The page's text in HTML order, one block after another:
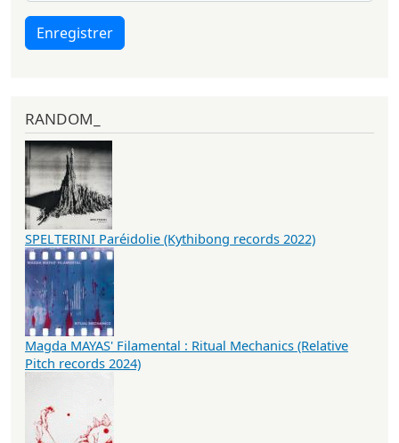
Enregistrer
RANDOM_
SPELTERINI Paréidolie (Kythibong records 2022)
Magda MAYAS' Filamental : Ritual Mechanics (Relative
Pitch records 2024)